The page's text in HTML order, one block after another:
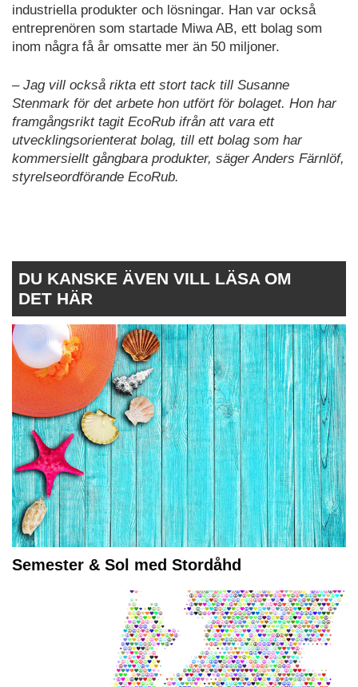
industriella produkter och lösningar. Han var också
entreprenören som startade Miwa AB, ett bolag som
inom några få år omsatte mer än 50 miljoner.
– Jag vill också rikta ett stort tack till Susanne
Stenmark för det arbete hon utfört för bolaget. Hon har
framgångsrikt tagit EcoRub ifrån att vara ett
utvecklingsorienterat bolag, till ett bolag som har
kommersiellt gångbara produkter, säger Anders Färnlöf,
styrelseordförande EcoRub.
DU KANSKE ÄVEN VILL LÄSA OM
DET HÄR
Semester & Sol med Stordåhd